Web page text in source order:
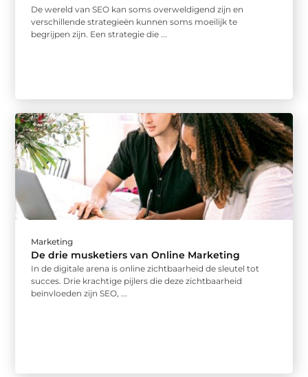
De wereld van SEO kan soms overweldigend zijn en
verschillende strategieën kunnen soms moeilijk te
begrijpen zijn. Een strategie die ...
Marketing
De drie musketiers van Online Marketing
In de digitale arena is online zichtbaarheid de sleutel tot
succes. Drie krachtige pijlers die deze zichtbaarheid
beïnvloeden zijn SEO, ...